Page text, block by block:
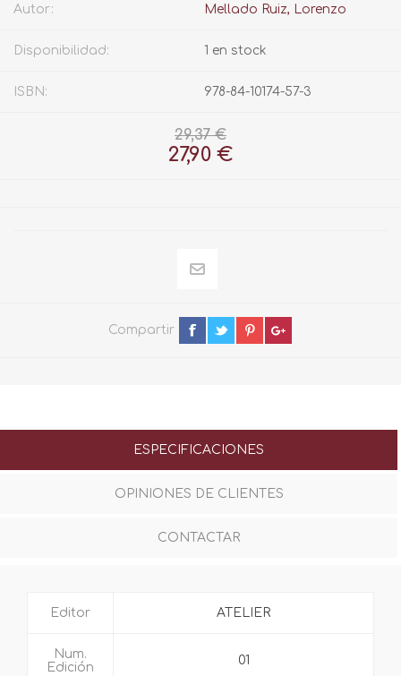
Autor: Mellado Ruiz, Lorenzo
Disponibilidad: 1 en stock
ISBN: 978-84-10174-57-3
29,37 €
27,90 €
Compartir
ESPECIFICACIONES
OPINIONES DE CLIENTES
CONTACTAR
Editor ATELIER
Num.
Edición
01